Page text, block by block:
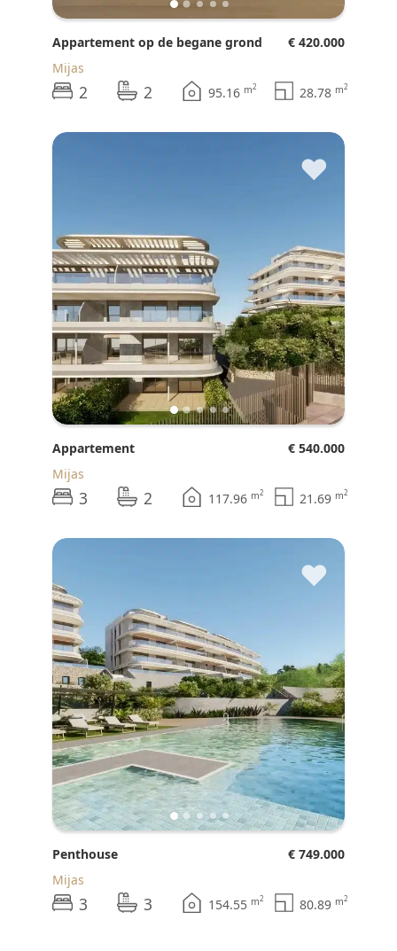
Appartement op de begane grond
€ 420.000
Mijas
2 2 95.16 m2 28.78 m2
♥
Appartement
€ 540.000
Mijas
3 2 117.96 m2 21.69 m2
♥
Penthouse
€ 749.000
Mijas
3 3 154.55 m2 80.89 m2